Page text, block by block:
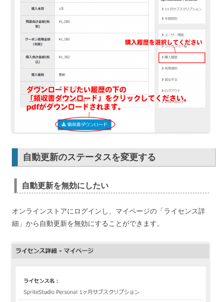
自動更新のステータスを変更する
自動更新を無効にしたい
オンラインストアにログインし、マイページの「ライセンス詳
細」から自動更新を無効にすることができます。